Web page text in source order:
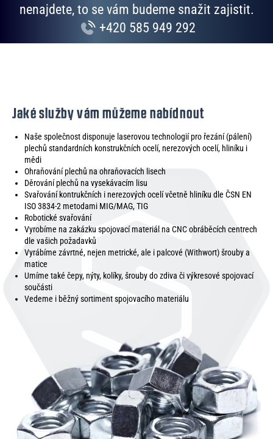
nenajdete, to se vám budeme snažit zajistit.
+420 585 949 292
Jaké služby vám můžeme nabídnout
Naše společnost disponuje laserovou technologií pro řezání (pálení)
plechů standardních konstrukčních ocelí, nerezových ocelí, hliníku i
mědi
Ohraňování plechů na ohraňovacích lisech
Děrování plechů na vysekávacím lisu
Svařování kontrukčních i nerezových ocelí včetně hliníku dle ČSN EN
ISO 3834-2 metodami MIG/MAG, TIG
Robotické svařování
Vyrobíme na zakázku spojovací materiál na CNC obráběcích centrech
dle vašich požadavků
Vyrábíme závrtné, nejen metrické, ale i palcové (Withwort) šrouby a
matice
Umíme také čepy, nýty, kolíky, šrouby do zdiva či výkresové spojovací
součásti
Vedeme i běžný sortiment spojovacího materiálu